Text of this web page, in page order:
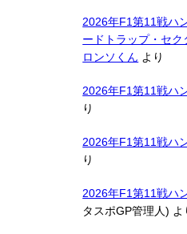
2026年F1第11戦ハ
ードトラップ・セク
ロンソくん より
2026年F1第11戦ハ
り
2026年F1第11戦ハ
り
2026年F1第11戦ハ
タスポGP管理人) よ